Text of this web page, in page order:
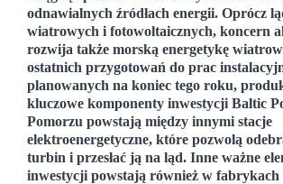
odnawialnych źródłach energii. Oprócz
wiatrowych i fotowoltaicznych, koncern
rozwija także morską energetykę
ostatnich przygotowań do prac
planowanych na koniec tego roku,
kluczowe komponenty inwestycji Baltic
Pomorzu powstają między innymi stacje
elektroenergetyczne, które pozwolą
turbin i przesłać ją na ląd. Inne ważne
inwestycji powstają również w fabrykach